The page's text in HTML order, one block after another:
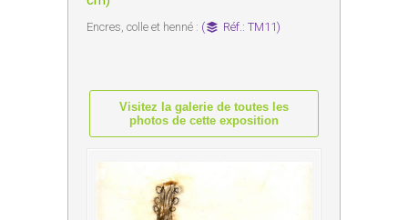
Encres, colle et henné : ( Réf.: TM11)
Visitez la galerie de toutes les
photos de cette exposition